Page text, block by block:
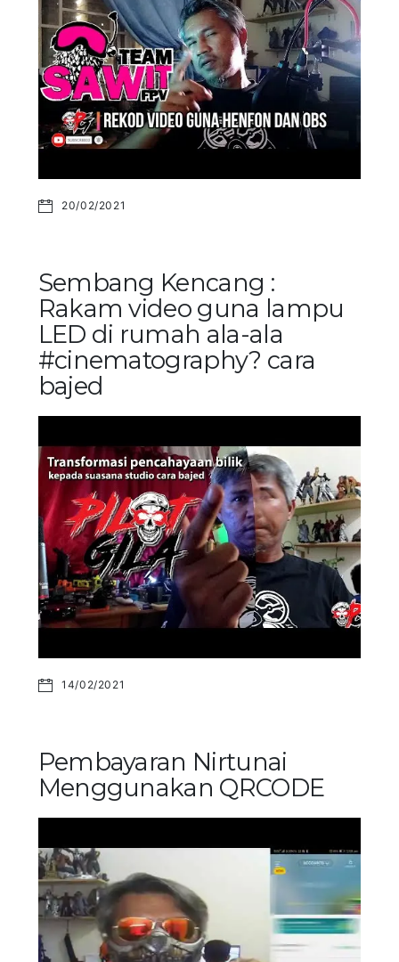
20/02/2021
Sembang Kencang :
Rakam video guna lampu
LED di rumah ala-ala
#cinematography? cara
bajed
14/02/2021
Pembayaran Nirtunai
Menggunakan QRCODE